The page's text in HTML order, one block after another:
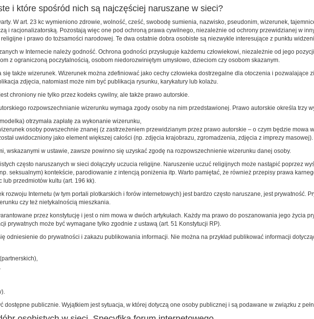
i które spośród nich są najczęściej naruszane w sieci?
W art. 23 kc wymieniono zdrowie, wolność, cześć, swobodę sumienia, nazwisko, pseudonim, wizerunek,
i racjonalizatorską. Pozostają więc one pod ochroną prawa cywilnego, niezależnie od ochrony przewidzianej w
i prawo do tożsamości narodowej. Te dwa ostatnie dobra osobiste są niezwykle interesujące z punktu
w Internecie należy godność. Ochrona godności przysługuje każdemu człowiekowi, niezależnie od jego
z ograniczoną poczytalnością, osobom niedorozwiniętym umysłowo, dzieciom czy osobom skazanym.
także wizerunek. Wizerunek można zdefiniować jako cechy człowieka dostrzegalne dla otoczenia i pozwalające
zdjęcia, natomiast może nim być publikacja rysunku, karykatury lub kolażu.
chroniony nie tylko przez kodeks cywilny, ale także prawo autorskie.
rozpowszechnianie wizerunku wymaga zgody osoby na nim przedstawionej. Prawo autorskie określa trzy
otrzymała zapłatę za wykonanie wizerunku,
osoby powszechnie znanej (z zastrzeżeniem przewidzianym przez prawo autorskie – o czym będzie mowa
uwidoczniony jako element większej całości (np. zdjęcia krajobrazu, zgromadzenia, zdjęcia z imprezy masowej).
wskazanymi w ustawie, zawsze powinno się uzyskać zgodę na rozpowszechnienie wizerunku danej osoby.
często naruszanych w sieci dołączyły uczucia religijne. Naruszenie uczuć religijnych może nastąpić poprzez
seksualnym) kontekście, parodiowanie z intencją poniżenia itp. Warto pamiętać, że również przepisy prawa
przedmiotów kultu (art. 196 kk).
rozwoju Internetu (w tym portali plotkarskich i forów internetowych) jest bardzo często naruszane, jest prywatność.
czy też nietykalnością mieszkania.
przez konstytucję i jest o nim mowa w dwóch artykułach. Każdy ma prawo do poszanowania jego życia
prywatnych może być wymagane tylko zgodnie z ustawą (art. 51 Konstytucji RP).
odniesienie do prywatności i zakazu publikowania informacji. Nie można na przykład publikować informacji
dostępne publicznie. Wyjątkiem jest sytuacja, w której dotyczą one osoby publicznej i są podawane w związku z